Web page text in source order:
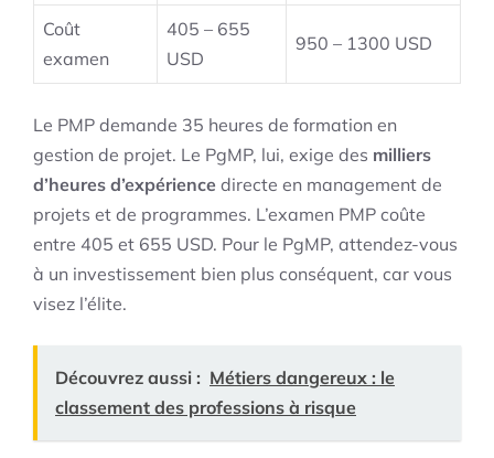
Coût
examen
405 – 655
USD
950 – 1300 USD
Le PMP demande 35 heures de formation en
gestion de projet. Le PgMP, lui, exige des milliers
d’heures d’expérience directe en management de
projets et de programmes. L’examen PMP coûte
entre 405 et 655 USD. Pour le PgMP, attendez-vous
à un investissement bien plus conséquent, car vous
visez l’élite.
Découvrez aussi : Métiers dangereux : le
classement des professions à risque